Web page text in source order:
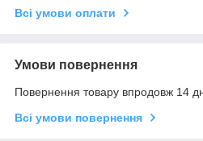
Всі умови оплати
Умови повернення
Повернення товару впродовж 14
Всі умови повернення